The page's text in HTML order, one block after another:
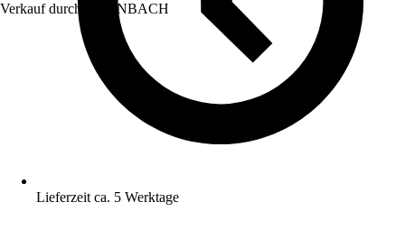
Verkauf durch: HORNBACH
Lieferzeit ca. 5 Werktage